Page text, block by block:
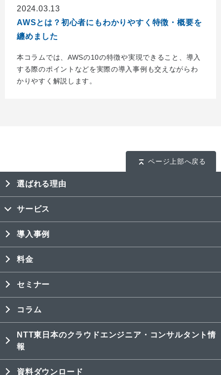
2024.03.13
AWSとは？初心者にもわかりやすく特徴・概要を
纏めました
本コラムでは、AWSの10の特徴や実現できること、導入
する際のポイントなどを実際の導入事例も交えながらわ
かりやすく解説します。
ページ上部へ戻る
選ばれる理由
サービス
導入事例
料金
セミナー
コラム
NTT東日本のクラウドエンジニア・コンサルタント情
報
資料ダウンロード